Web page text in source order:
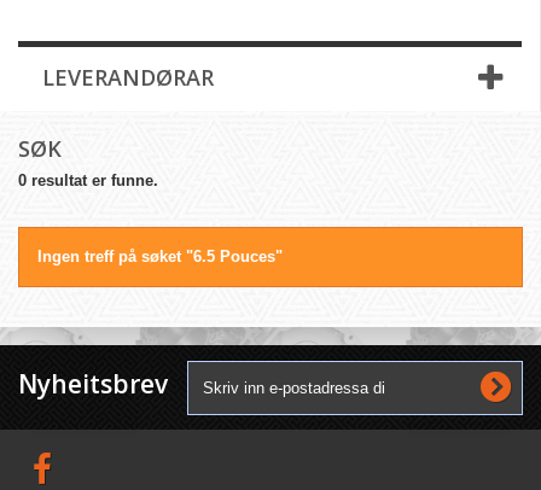
LEVERANDØRAR
SØK
0 resultat er funne.
Ingen treff på søket "6.5 Pouces"
Nyheitsbrev